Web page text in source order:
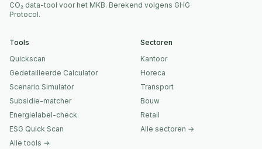
CO₂ data-tool voor het MKB. Berekend volgens GHG
Protocol.
Tools
Quickscan
Gedetailleerde Calculator
Scenario Simulator
Subsidie-matcher
Energielabel-check
ESG Quick Scan
Alle tools →
Sectoren
Kantoor
Horeca
Transport
Bouw
Retail
Alle sectoren →